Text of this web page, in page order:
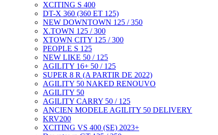
XCITING S 400
DT-X 360 (360 ET 125)
NEW DOWNTOWN 125 / 350
X.TOWN 125 / 300
XTOWN CITY 125 / 300
PEOPLE S 125
NEW LIKE 50 / 125
AGILITY 16+ 50 / 125
SUPER 8 R (A PARTIR DE 2022)
AGILITY 50 NAKED RENOUVO
AGILITY 50
AGILITY CARRY 50 / 125
ANCIEN MODELE AGILITY 50 DELIVERY
KRV200
XCITING VS 400 (SE) 2023+